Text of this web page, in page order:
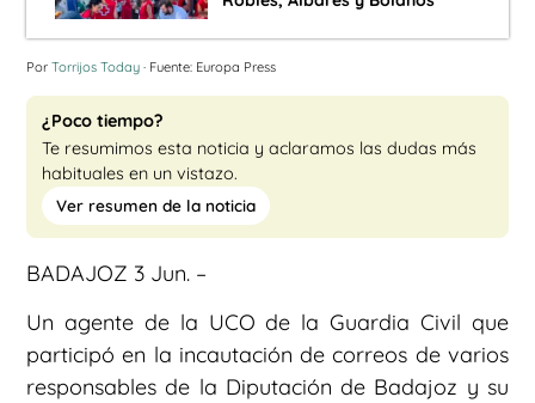
Por Torrijos Today · Fuente: Europa Press
¿Poco tiempo?
Te resumimos esta noticia y aclaramos las dudas más
habituales en un vistazo.
Ver resumen de la noticia
BADAJOZ 3 Jun. –
Un agente de la UCO de la Guardia Civil que
participó en la incautación de correos de varios
responsables de la Diputación de Badajoz y su